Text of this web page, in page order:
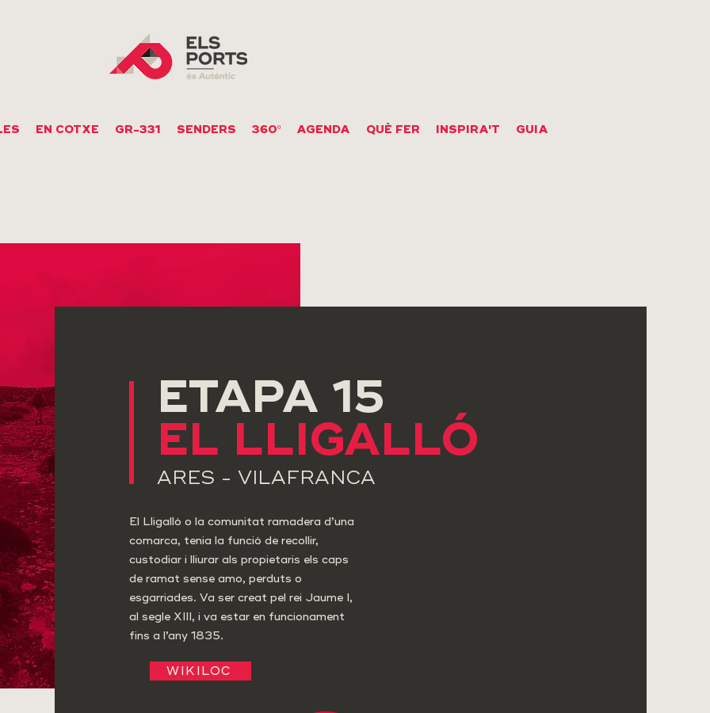
EN COTXE GR-331 SENDERS 360º AGENDA QUÈ FER INSPIRA'T GUIA
ETAPA 15
EL LLIGALLÓ
ARES - VILAFRANCA
El Lligalló o la comunitat ramadera d’una
comarca, tenia la funció de recollir,
custodiar i lliurar als propietaris els caps
de ramat sense amo, perduts o
esgarriades. Va ser creat pel rei Jaume I,
al segle XIII, i va estar en funcionament
fins a l’any 1835.
WIKILOC